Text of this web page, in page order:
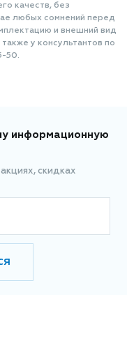
качеств, без
любых сомнений перед
и внешний вид
у консультантов по
50.
информационную
скидках